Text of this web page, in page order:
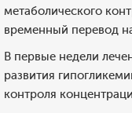
метаболического
временный перевод
В первые недели
развития
контроля